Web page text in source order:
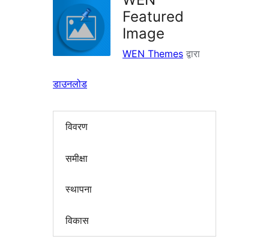
Featured
Image
WEN Themes द्वारा
डाउनलोड
विवरण
समीक्षा
स्थापना
विकास